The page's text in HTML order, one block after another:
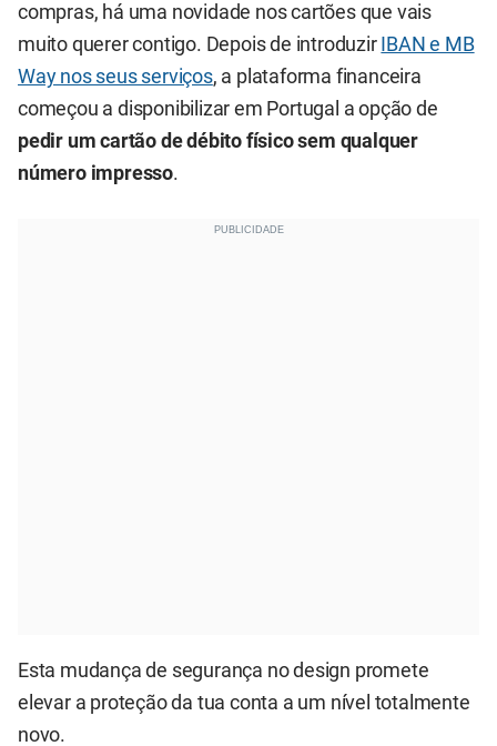
compras, há uma novidade nos cartões que vais
muito querer contigo. Depois de introduzir IBAN e MB
Way nos seus serviços, a plataforma financeira
começou a disponibilizar em Portugal a opção de
pedir um cartão de débito físico sem qualquer
número impresso.
Esta mudança de segurança no design promete
elevar a proteção da tua conta a um nível totalmente
novo.